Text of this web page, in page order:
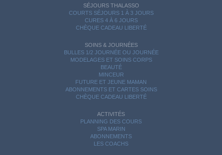
SÉJOURS THALASSO
COURTS SÉJOURS 1 À 3 JOURS
CURES 4 À 6 JOURS
CHÈQUE CADEAU LIBERTÉ
SOINS & JOURNÉES
BULLES 1/2 JOURNÉE OU JOURNÉE
MODELAGES ET SOINS CORPS
BEAUTÉ
MINCEUR
FUTURE ET JEUNE MAMAN
ABONNEMENTS ET CARTES SOINS
CHÈQUE CADEAU LIBERTÉ
ACTIVITÉS
PLANNING DES COURS
SPA MARIN
ABONNEMENTS
LES COACHS